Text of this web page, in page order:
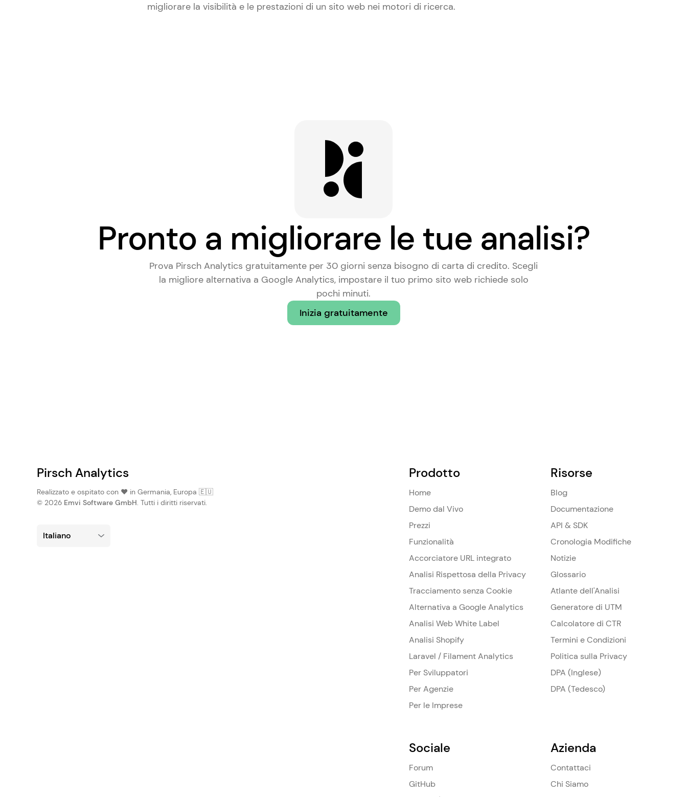
migliorare la visibilità e le prestazioni di un sito web nei motori di ricerca.
Pronto a migliorare le tue analisi?
Prova Pirsch Analytics gratuitamente per 30 giorni senza bisogno di carta di credito. Scegli
la migliore alternativa a Google Analytics, impostare il tuo primo sito web richiede solo
pochi minuti.
Inizia gratuitamente
Pirsch Analytics
Realizzato e ospitato con ❤️ in Germania, Europa 🇪🇺
© 2026 Emvi Software GmbH. Tutti i diritti riservati.
Prodotto
Home
Demo dal Vivo
Prezzi
Funzionalità
Accorciatore URL integrato
Analisi Rispettosa della Privacy
Tracciamento senza Cookie
Alternativa a Google Analytics
Analisi Web White Label
Analisi Shopify
Laravel / Filament Analytics
Per Sviluppatori
Per Agenzie
Per le Imprese
Risorse
Blog
Documentazione
API & SDK
Cronologia Modifiche
Notizie
Glossario
Atlante dell'Analisi
Generatore di UTM
Calcolatore di CTR
Termini e Condizioni
Politica sulla Privacy
DPA (Inglese)
DPA (Tedesco)
Sociale
Forum
GitHub
Azienda
Contattaci
Chi Siamo